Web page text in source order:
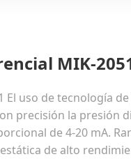
MIK-
uso de tecnología
precisión la presión
de 4-20 mA.
de alto